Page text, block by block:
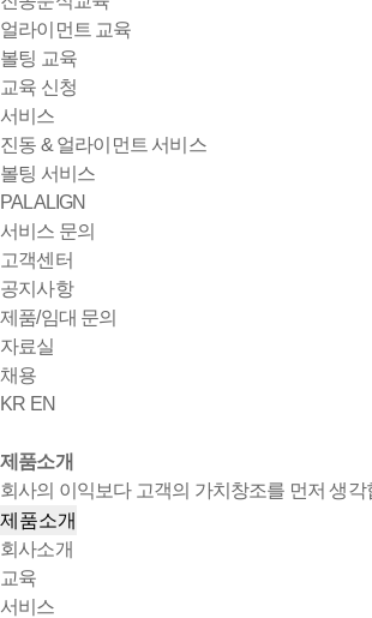
얼라이먼트 교육
볼팅 교육
교육 신청
서비스
진동 & 얼라이먼트 서비스
볼팅 서비스
PALALIGN
서비스 문의
고객센터
공지사항
제품/임대 문의
자료실
채용
KR EN
제품소개
회사의 이익보다 고객의 가치창조를 먼저 생각
제품소개
회사소개
교육
서비스